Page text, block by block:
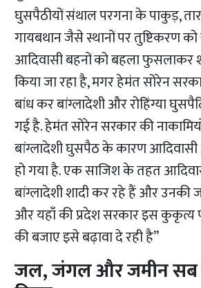
घुसपैठीयों संथाल परगना के पाकुड़,
गायबथान जैसे स्थानों पर तुष्टिकरण
आदिवासी बहनों को बहला फुसलाकर
किया जा रहा है, मगर हेमंत सोरेन
बांध कर बांग्लादेशी और रोहिंग्या
गई है. हेमंत सोरेन सरकार की
बांग्लादेशी घुसपैठ के कारण आदिवासी
हो गया है. एक साजिश के तहत
बांग्लादेशी शादी कर रहे हैं और उनकी
और यहाँ की प्रदेश सरकार इस कुकृत्य
की बजाए इसे बढ़ावा दे रही है”
जल, जंगल और जमीन सब में